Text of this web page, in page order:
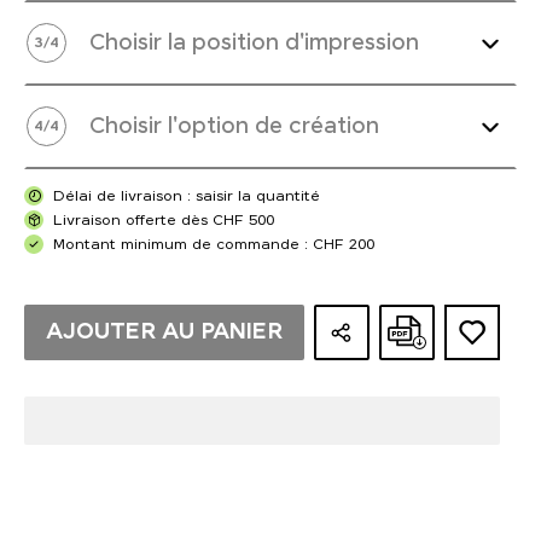
3/4 Choisir la position d'impression
4/4 Choisir l'option de création
Délai de livraison : saisir la quantité
Livraison offerte dès CHF 500
Montant minimum de commande : CHF 200
AJOUTER AU PANIER